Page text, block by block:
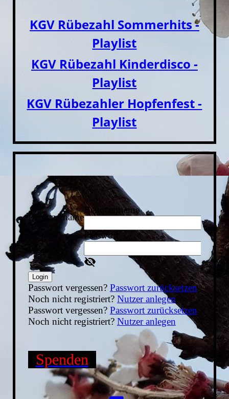
KGV Rübezahl Sommerhits -
Playlist
KGV Rübezahl Kinderdisco -
Playlist
KGV Rübezahler Hopfenfest -
Playlist
Benutzername
Benutzername
Passwort
Passwort
Login
Passwort vergessen? Passwort zurücksetzen
Noch nicht registriert? Nutzer anlegen
Passwort vergessen? Passwort zurücksetzen
Noch nicht registriert? Nutzer anlegen
Spenden